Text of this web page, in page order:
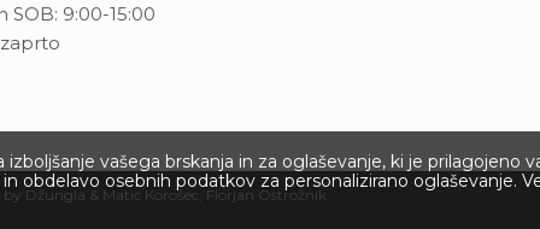
vašega brskanja in za oglaševanje, ki je prilagojeno
obdelavo osebnih podatkov za personalizirano oglaševanje.
SOB: 9:00-15:00
by Džungla & Matic Korošec , Florjan Ostrožnik